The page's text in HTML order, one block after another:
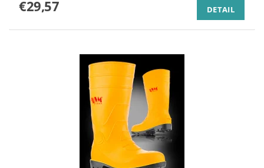
€29,57 DETAIL